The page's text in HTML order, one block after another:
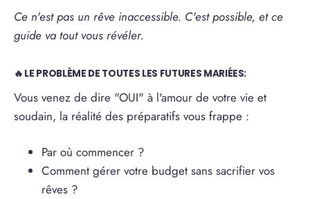
Ce n'est pas un rêve inaccessible. C'est possible, et ce
guide va tout vous révéler.
🔥 LE PROBLÈME DE TOUTES LES FUTURES MARIÉES:
Vous venez de dire "OUI" à l'amour de votre vie et
soudain, la réalité des préparatifs vous frappe :
Par où commencer ?
Comment gérer votre budget sans sacrifier vos
rêves ?